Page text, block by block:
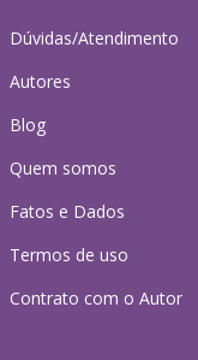
Dúvidas/Atendimento
Autores
Blog
Quem somos
Fatos e Dados
Termos de uso
Contrato com o Autor